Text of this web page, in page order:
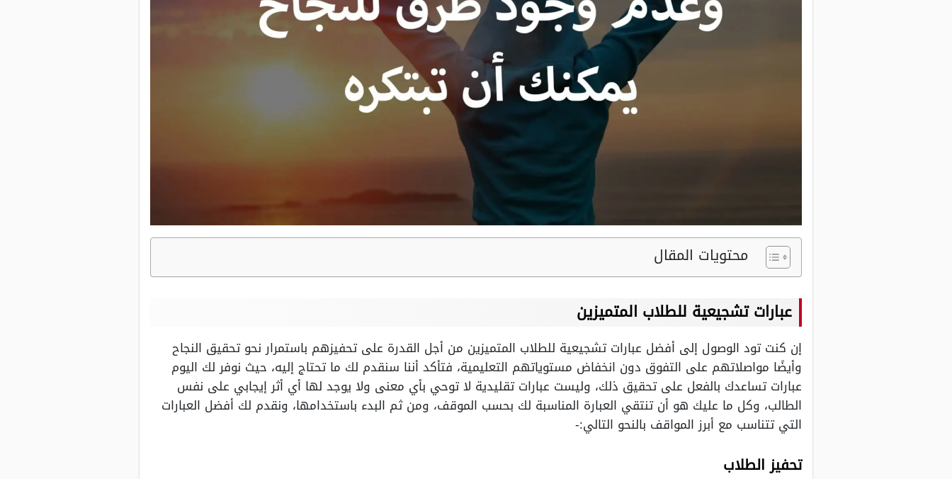
محتويات المقال
عبارات تشجيعية للطلاب المتميزين
إن كنت تود الوصول إلى أفضل عبارات تشجيعية للطلاب المتميزين من أجل القدرة على تحفيزهم باستمرار نحو تحقيق النجاح
وأيضًا مواصلاتهم على التفوق دون انخفاض مستوياتهم التعليمية، فتأكد أننا سنقدم لك ما تحتاج إليه، حيث نوفر لك اليوم
عبارات تساعدك بالفعل على تحقيق ذلك، وليست عبارات تقليدية لا توحي بأي معنى ولا يوجد لها أي أثر إيجابي على نفس
الطالب، وكل ما عليك هو أن تنتقي العبارة المناسبة لك بحسب الموقف، ومن ثم البدء باستخدامها، ونقدم لك أفضل العبارات
التي تتناسب مع أبرز المواقف بالنحو التالي:-
تحفيز الطلاب